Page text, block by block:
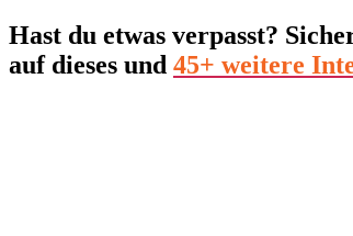
Hast du etwas verpasst?
auf dieses und 45+ weitere